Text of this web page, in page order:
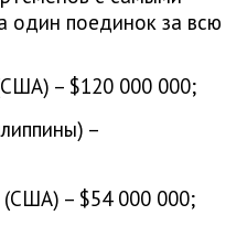
один поединок за всю
– $120 000 000;
–
– $54 000 000;